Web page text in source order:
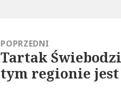
POPRZEDNI
Poprzedni
wpis:
Tartak
tym regionie